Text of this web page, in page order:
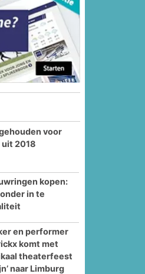
voor
2018
kopen:
in te
en performer
komt met
theaterfeest
naar Limburg